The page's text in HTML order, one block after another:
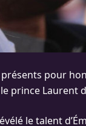
pour
prince Laurent
le talent